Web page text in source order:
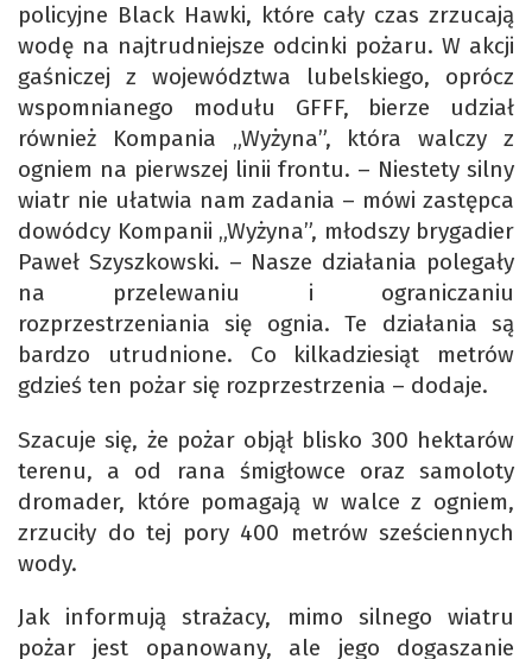
policyjne Black Hawki, które cały czas zrzucają
wodę na najtrudniejsze odcinki pożaru. W akcji
gaśniczej z województwa lubelskiego, oprócz
wspomnianego modułu GFFF, bierze udział
również Kompania „Wyżyna”, która walczy z
ogniem na pierwszej linii frontu. – Niestety silny
wiatr nie ułatwia nam zadania – mówi zastępca
dowódcy Kompanii „Wyżyna”, młodszy brygadier
Paweł Szyszkowski. – Nasze działania polegały
na przelewaniu i ograniczaniu
rozprzestrzeniania się ognia. Te działania są
bardzo utrudnione. Co kilkadziesiąt metrów
gdzieś ten pożar się rozprzestrzenia – dodaje.
Szacuje się, że pożar objął blisko 300 hektarów
terenu, a od rana śmigłowce oraz samoloty
dromader, które pomagają w walce z ogniem,
zrzuciły do tej pory 400 metrów sześciennych
wody.
Jak informują strażacy, mimo silnego wiatru
pożar jest opanowany, ale jego dogaszanie